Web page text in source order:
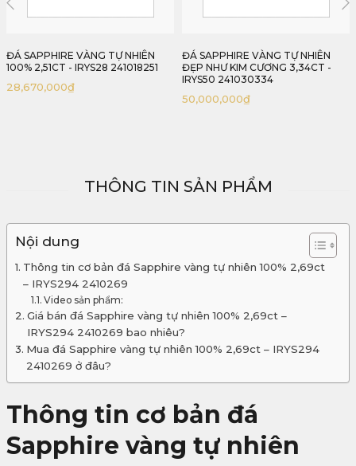
ĐÁ SAPPHIRE VÀNG TỰ NHIÊN
ĐẸP NHƯ KIM CƯƠNG 3,34CT -
ĐÁ SAPPHIRE VÀNG TỰ NHIÊN
100% 2,25CT - IRYS34 241015225
33,750,000₫
THÔNG TIN SẢN PHẨM
Nội dung
Thông tin cơ bản đá Sapphire vàng tự nhiên 100% 2,69ct
– IRYS294 2410269
Video sản phẩm:
Giá bán đá Sapphire vàng tự nhiên 100% 2,69ct –
IRYS294 2410269 bao nhiêu?
Mua đá Sapphire vàng tự nhiên 100% 2,69ct – IRYS294
2410269 ở đâu?
Thông tin cơ bản đá
Sapphire vàng tự nhiên